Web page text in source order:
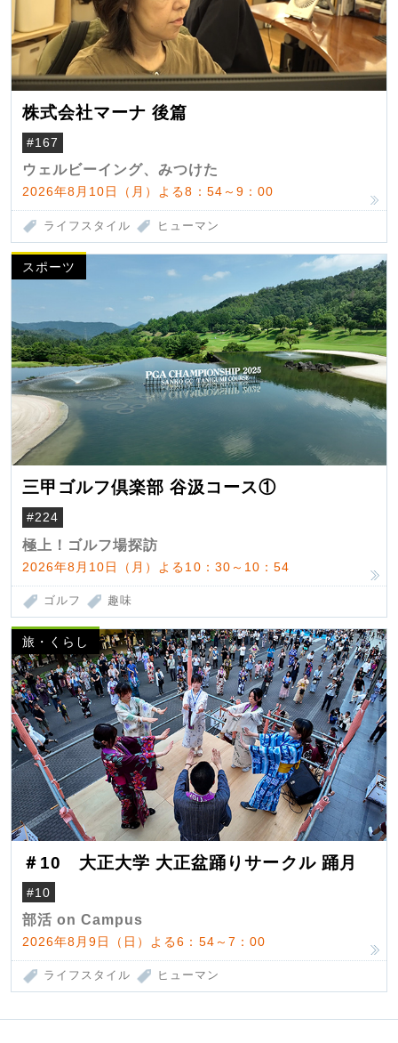
株式会社マーナ 後篇
#167
ウェルビーイング、みつけた
2026年8月10日（月）よる8：54～9：00
ライフスタイル ヒューマン
スポーツ
三甲ゴルフ倶楽部 谷汲コース①
#224
極上！ゴルフ場探訪
2026年8月10日（月）よる10：30～10：54
ゴルフ 趣味
旅・くらし
＃10 大正大学 大正盆踊りサークル 踊月
#10
部活 on Campus
2026年8月9日（日）よる6：54～7：00
ライフスタイル ヒューマン